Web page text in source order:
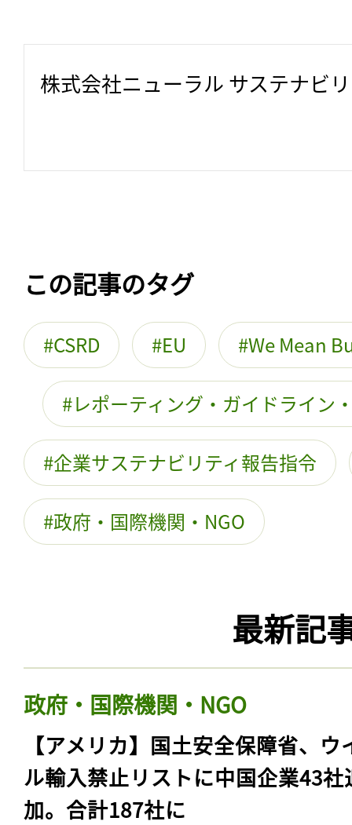
株式会社ニューラル サステナビ
この記事のタグ
CSRD EU We Mean
レポーティング・ガイドライン
企業サステナビリティ報告指令
政府・国際機関・NGO
最新記
政府・国際機関・NGO
【アメリカ】国土安全保障省、ウ
ル輸入禁止リストに中国企業43社
加。合計187社に